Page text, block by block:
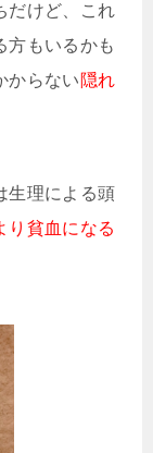
だけど、これ
方もいるかも
からない 隠れ
生理による頭
り貧血になる